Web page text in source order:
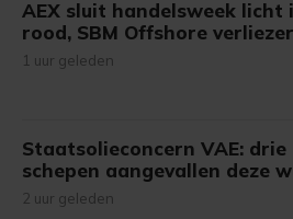
AEX sluit handelsweek licht
rood, SBM Offshore verliezer
1 uur geleden
Staatsolieconcern VAE: drie
schepen aangevallen deze
2 uur geleden